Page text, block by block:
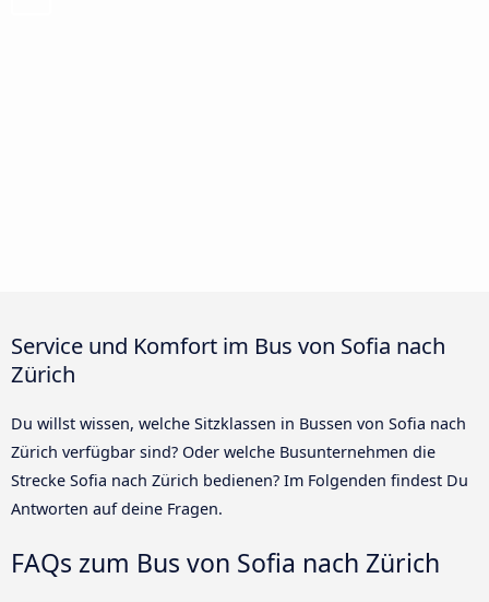
Service und Komfort im Bus von Sofia nach
Zürich
Du willst wissen, welche Sitzklassen in Bussen von Sofia nach
Zürich verfügbar sind? Oder welche Busunternehmen die
Strecke Sofia nach Zürich bedienen? Im Folgenden findest Du
Antworten auf deine Fragen.
FAQs zum Bus von Sofia nach Zürich